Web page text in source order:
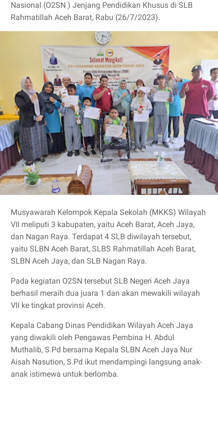
Nasional (O2SN ) Jenjang Pendidikan Khusus di SLB
Rahmatillah Aceh Barat, Rabu (26/7/2023).
Musyawarah Kelompok Kepala Sekolah (MKKS) Wilayah
VII meliputi 3 kabupaten, yaitu Aceh Barat, Aceh Jaya,
dan Nagan Raya. Terdapat 4 SLB diwilayah tersebut,
yaitu SLBN Aceh Barat, SLBS Rahmatillah Aceh Barat,
SLBN Aceh Jaya, dan SLB Nagan Raya.
Pada kegiatan O2SN tersebut SLB Negeri Aceh Jaya
berhasil meraih dua juara 1 dan akan mewakili wilayah
VII ke tingkat provinsi Aceh.
Kepala Cabang Dinas Pendidikan Wilayah Aceh Jaya
yang diwakili oleh Pengawas Pembina H. Abdul
Muthalib, S.Pd bersama Kepala SLBN Aceh Jaya Nur
Aisah Nasution, S.Pd ikut mendampingi langsung anak-
anak istimewa untuk berlomba.